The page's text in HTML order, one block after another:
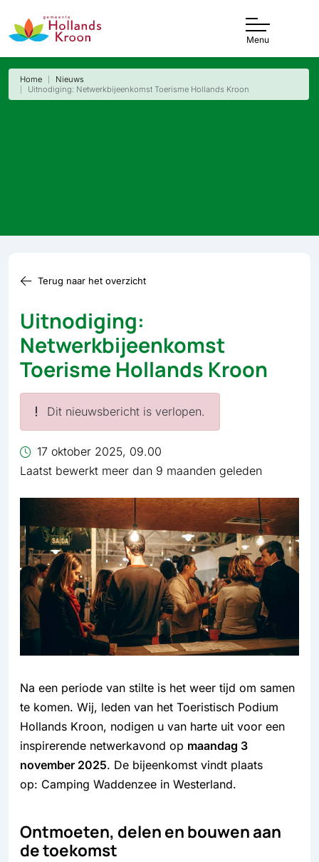
Menu
Home
Nieuws
Uitnodiging: Netwerkbijeenkomst Toerisme Hollands Kroon
Terug naar het overzicht
Uitnodiging:
Netwerkbijeenkomst
Toerisme Hollands Kroon
Dit nieuwsbericht is verlopen.
17 oktober 2025, 09.00
Laatst bewerkt meer dan 9 maanden geleden
Na een periode van stilte is het weer tijd om samen
te komen. Wij, leden van het Toeristisch Podium
Hollands Kroon, nodigen u van harte uit voor een
inspirerende netwerkavond op maandag 3
november 2025. De bijeenkomst vindt plaats
op: Camping Waddenzee in Westerland.
Ontmoeten, delen en bouwen aan
de toekomst